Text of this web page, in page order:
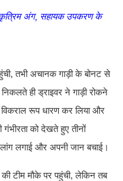
कृत्रिम अंग, सहायक उपकरण के
तभी अचानक गाड़ी के बोनट से
ही ड्राइवर ने गाड़ी रोकने
रूप धारण कर लिया और
को देखते हुए तीनों
लगाई और अपनी जान बचाई।
टीम मौके पर पहुंची, लेकिन तब